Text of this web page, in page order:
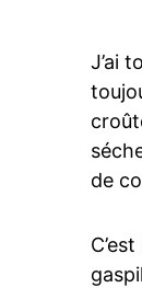
J’ai
de